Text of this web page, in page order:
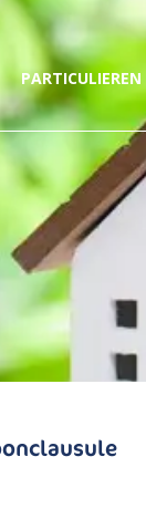
PARTICULIEREN